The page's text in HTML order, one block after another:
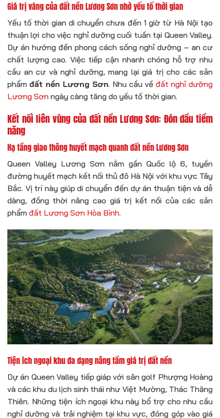
Giá trị vàng của đất nền Lương Sơn nhờ yếu tố thời gian
Yếu tố thời gian di chuyển chưa đến 1 giờ từ Hà Nội tạo
thuận lợi cho việc nghỉ dưỡng cuối tuần tại Queen Valley.
Dự án hướng đến phong cách sống nghỉ dưỡng – an cư
chất lượng cao. Việc tiếp cận nhanh chóng hỗ trợ nhu
cầu an cư và nghỉ dưỡng, mang lại giá trị cho các sản
phẩm đất nền Lương Sơn. Nhu cầu về đất nghỉ dưỡng
Lương Sơn ngày càng tăng do yếu tố thời gian.
Kết nối liên vùng của đất nền Lương Sơn: Đón đầu tiềm
năng
Hạ tầng giao thông huyết mạch quanh đất nền Lương Sơn
Queen Valley Lương Sơn nằm gần Quốc lộ 6, tuyến
đường huyết mạch kết nối thủ đô Hà Nội với khu vực Tây
Bắc. Vị trí này giúp di chuyển đến dự án thuận tiện và dễ
dàng, đồng thời nâng cao giá trị kết nối của các sản
phẩm đất Lương Sơn Hòa Bình.
Tiện ích ngoại khu đa dạng nâng tầm giá trị đất nền
Dự án Queen Valley tiếp giáp với sân golf Phượng Hoàng
và các khu du lịch sinh thái như Việt Mường, Thác Thăng
Thiên. Những tiện ích ngoại khu này bổ trợ cho nhu cầu
nghỉ dưỡng và trải nghiệm tại khu vực, đóng góp vào giá